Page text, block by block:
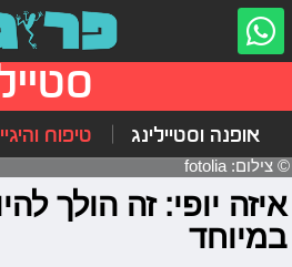
אופנה וסטיילינג טיפוח
© צילום: fotolia
איזה יופי: זה הולך
במיוחד